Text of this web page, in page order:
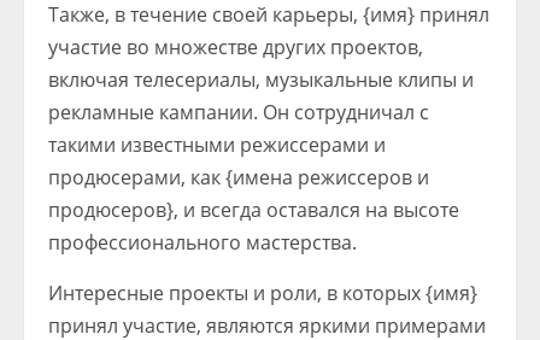
Также, в течение своей карьеры, {имя} принял
участие во множестве других проектов,
включая телесериалы, музыкальные клипы и
рекламные кампании. Он сотрудничал с
такими известными режиссерами и
продюсерами, как {имена режиссеров и
продюсеров}, и всегда оставался на высоте
профессионального мастерства.
Интересные проекты и роли, в которых {имя}
принял участие, являются яркими примерами